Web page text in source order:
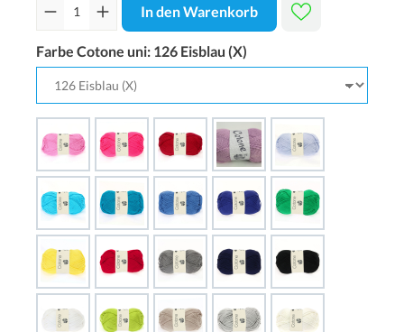
In den Warenkorb
Farbe Cotone uni: 126 Eisblau (X)